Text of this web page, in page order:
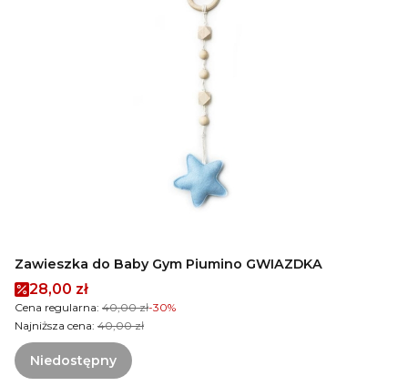
Zawieszka do Baby Gym Piumino GWIAZDKA
Cena promocyjna
28,00 zł
Cena regularna: 40,00 zł-30%
Najniższa cena: 40,00 zł
Niedostępny